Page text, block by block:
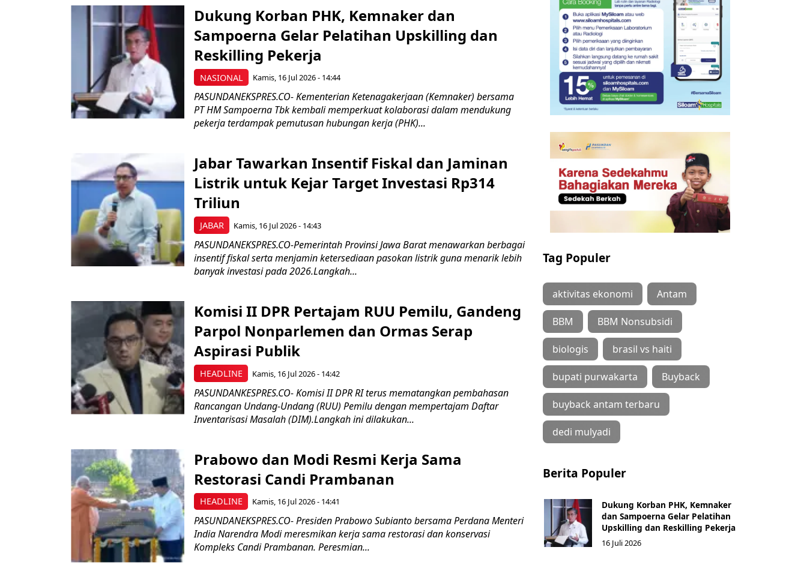
NASIONAL
Dukung Korban PHK, Kemnaker dan
Sampoerna Gelar Pelatihan Upskilling dan
Reskilling Pekerja
Kamis, 16 Jul 2026 - 14:44
PASUNDANEKSPRES.CO- Kementerian Ketenagakerjaan (Kemnaker) bersama
PT HM Sampoerna Tbk kembali memperkuat kolaborasi dalam mendukung
pekerja terdampak pemutusan hubungan kerja (PHK)...
JABAR
Jabar Tawarkan Insentif Fiskal dan Jaminan
Listrik untuk Kejar Target Investasi Rp314
Triliun
Kamis, 16 Jul 2026 - 14:43
PASUNDANEKSPRES.CO-Pemerintah Provinsi Jawa Barat menawarkan berbagai
insentif fiskal serta menjamin ketersediaan pasokan listrik guna menarik lebih
banyak investasi pada 2026.Langkah...
HEADLINE
Komisi II DPR Pertajam RUU Pemilu, Gandeng
Parpol Nonparlemen dan Ormas Serap
Aspirasi Publik
Kamis, 16 Jul 2026 - 14:42
PASUNDANKESPRES.CO- Komisi II DPR RI terus mematangkan pembahasan
Rancangan Undang-Undang (RUU) Pemilu dengan mempertajam Daftar
Inventarisasi Masalah (DIM).Langkah ini dilakukan...
HEADLINE
Prabowo dan Modi Resmi Kerja Sama
Restorasi Candi Prambanan
Kamis, 16 Jul 2026 - 14:41
PASUNDANEKSPRES.CO- Presiden Prabowo Subianto bersama Perdana Menteri
India Narendra Modi meresmikan kerja sama restorasi dan konservasi
Kompleks Candi Prambanan. Peresmian...
Tag Populer
aktivitas ekonomi Antam
BBM BBM Nonsubsidi
biologis brasil vs haiti
bupati purwakarta Buyback
buyback antam terbaru
dedi mulyadi
Berita Populer
Dukung Korban PHK, Kemnaker
dan Sampoerna Gelar Pelatihan
Upskilling dan Reskilling Pekerja
16 Juli 2026